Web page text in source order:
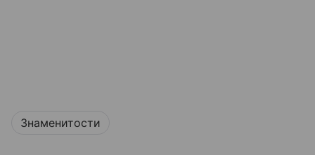
Знаменитости